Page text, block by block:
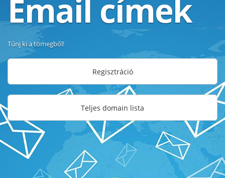
Email címek
Tűnj ki a tömegből!
Regisztráció
Teljes domain lista